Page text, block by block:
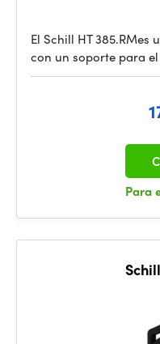
El Schill HT
con un soporte para
Para